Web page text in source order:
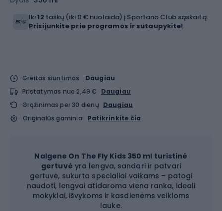
Iki12 taškų (iki 0 € nuolaida) į Sportano Club sąskaitą.
Prisijunkite prie programos ir sutaupykite!
Greitas siuntimas
Daugiau
Pristatymas nuo 2,49 €
Daugiau
Grąžinimas per 30 dienų Daugiau
Originalūs gaminiai Patikrinkite čia
Nalgene On The Fly Kids 350 ml turistinė
gertuvė yra lengva, sandari ir patvari
gertuvė, sukurta specialiai vaikams – patogi
naudoti, lengvai atidaroma viena ranka, ideali
mokyklai, išvykoms ir kasdienėms veikloms
lauke.